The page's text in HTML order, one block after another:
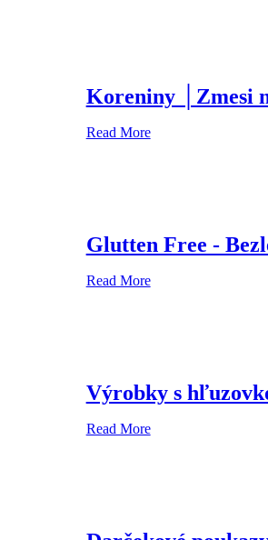
Koreniny │Zmesi
Read More
Glutten Free -
Read More
Výrobky s
Read More